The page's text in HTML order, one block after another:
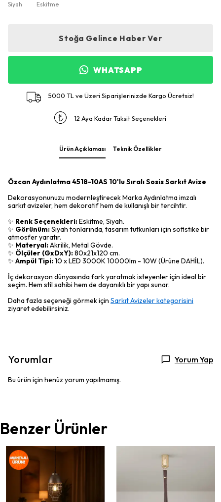
Siyah Eskitme
Stoğa Gelince Haber Ver
WHATSAPP
5000 TL ve Üzeri Siparişlerinizde Kargo Ücretsiz!
12 Aya Kadar Taksit Seçenekleri
Ürün Açıklaması Teknik Özellikler
Özcan Aydınlatma 4518-10AS 10'lu Sıralı Sosis Sarkıt Avize
Dekorasyonunuzu modernleştirecek Marka Aydınlatma imzalı
sarkıt avizeler, hem dekoratif hem de kullanışlı bir tercihtir.
✨ Renk Seçenekleri:Eskitme, Siyah.
✨ Görünüm:Siyah tonlarında, tasarım tutkunları için sofistike bir
atmosfer yaratır.
✨ Materyal:Akrilik, Metal Gövde.
✨ Ölçüler (GxDxY):80x21x120 cm.
✨ Ampül Tipi:10 x LED 3000K 10000lm - 10W (Ürüne DAHİL).
İç dekorasyon dünyasında fark yaratmak isteyenler için ideal bir
seçim. Hem stil sahibi hem de dayanıklı bir yapı sunar.
Daha fazla seçeneği görmek için Sarkıt Avizeler kategorisini
ziyaret edebilirsiniz.
Yorumlar Yorum Yap
Bu ürün için henüz yorum yapılmamış.
Benzer Ürünler